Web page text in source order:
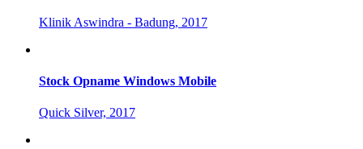
Klinik Aswindra - Badung, 2017
Stock Opname Windows Mobile
Quick Silver, 2017